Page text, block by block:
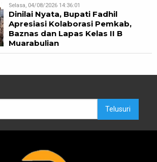
Selasa, 04/08/2026 14:36:01
Dinilai Nyata, Bupati Fadhil
Apresiasi Kolaborasi Pemkab,
Baznas dan Lapas Kelas II B
Muarabulian
Telusuri